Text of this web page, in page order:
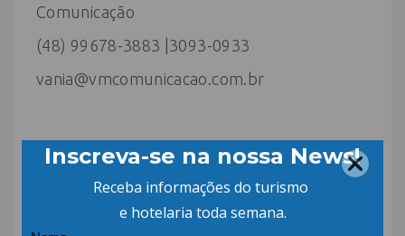
Comunicação
(48) 99678-3883 |3093-0933
vania@vmcomunicacao.com.br
COMPARTILHE: